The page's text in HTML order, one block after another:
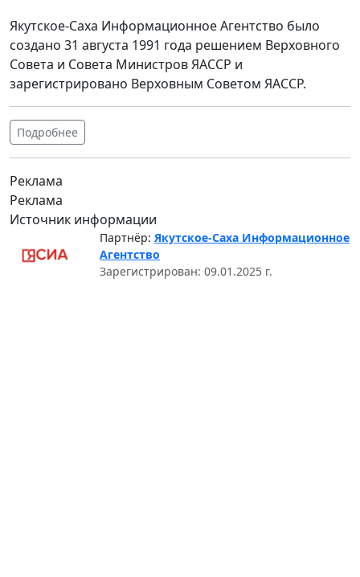
Якутское-Саха Информационное Агентство было
создано 31 августа 1991 года решением Верховного
Совета и Совета Министров ЯАССР и
зарегистрировано Верховным Советом ЯАССР.
Подробнее
Реклама
Реклама
Источник информации
Партнёр: Якутское-Саха Информационное
Агентство
Зарегистрирован: 09.01.2025 г.